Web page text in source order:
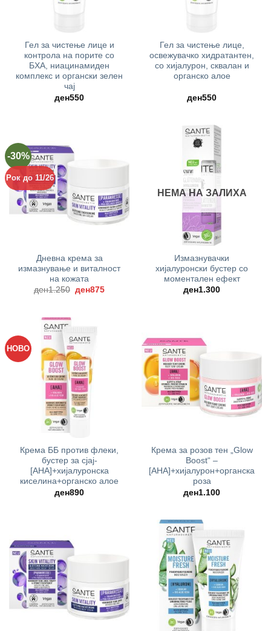
Гел за чистење лице и
контрола на порите со
БХА, ниацинамиден
комплекс и органски зелен
чај
ден550
Гел за чистење лице,
освежувачко хидратантен,
со хијалурон, сквалан и
органско алое
ден550
-30%
Рок до 11/26
Дневна крема за
измазнување и виталност
на кожата
ден1.250 Original
price
ден875Current
НЕМА НА ЗАЛИХА
Измазнувачки
хијалуронски бустер со
моментален ефект
ден1.300
НОВО
Крема ББ против флеки,
бустер за сјај-
[AHA]+хијалуронска
киселина+органско алое
ден890
Крема за розов тен „Glow
Boost“ –
[AHA]+хијалурон+органска
роза
ден1.100